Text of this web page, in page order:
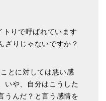
りで呼ばれています
ざりじゃないですか？
とに対しては悪い感
いや、自分はこうした
うんだ？と言う感情を